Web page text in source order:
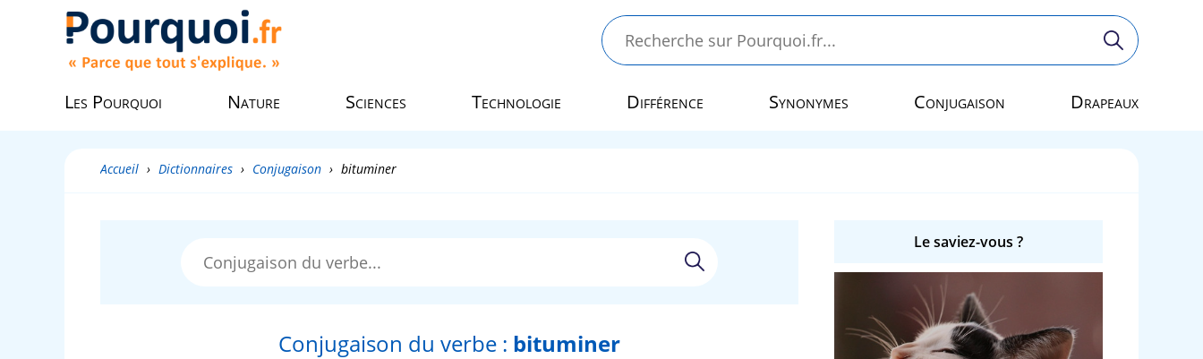
Les Pourquoi Nature Sciences Technologie Différence Synonymes Conjugaison Drapeaux
Accueil › Dictionnaires › Conjugaison › bituminer
Conjugaison du verbe : bituminer
Le saviez-vous ?